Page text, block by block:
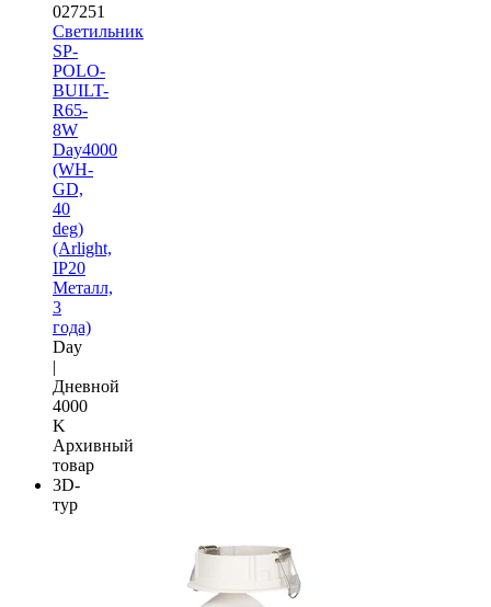
027251
Светильник
SP-
POLO-
BUILT-
R65-
8W
Day4000
(WH-
GD,
40
deg)
(Arlight,
IP20
Металл,
3
года)
Day
|
Дневной
4000
K
Архивный
товар
3D-
тур